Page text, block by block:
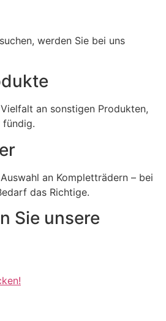
werden Sie bei uns
an sonstigen Produkten,
fündig.
an Kompletträdern – bei
das Richtige.
Sie unsere